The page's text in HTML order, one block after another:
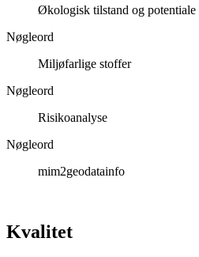
Økologisk tilstand og potentiale
Nøgleord
Miljøfarlige stoffer
Nøgleord
Risikoanalyse
Nøgleord
mim2geodatainfo
Kvalitet